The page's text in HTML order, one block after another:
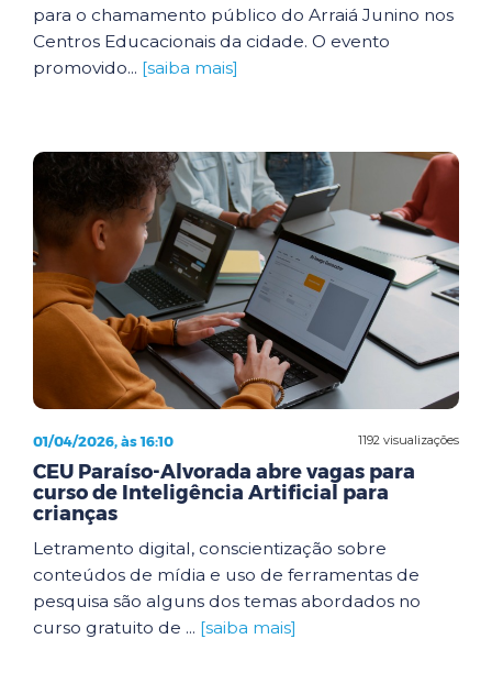
para o chamamento público do Arraiá Junino nos
Centros Educacionais da cidade. O evento
promovido... [saiba mais]
1192 visualizações
01/04/2026, às 16:10
CEU Paraíso-Alvorada abre vagas para
curso de Inteligência Artificial para
crianças
Letramento digital, conscientização sobre
conteúdos de mídia e uso de ferramentas de
pesquisa são alguns dos temas abordados no
curso gratuito de ... [saiba mais]